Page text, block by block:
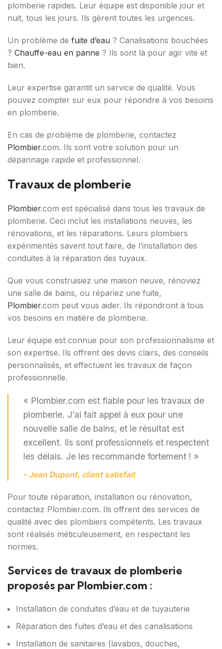
plomberie rapides. Leur équipe est disponible jour et
nuit, tous les jours. Ils gèrent toutes les urgences.
Un problème de fuite d’eau ? Canalisations bouchées
? Chauffe-eau en panne ? Ils sont là pour agir vite et
bien.
Leur expertise garantit un service de qualité. Vous
pouvez compter sur eux pour répondre à vos besoins
en plomberie.
En cas de problème de plomberie, contactez
Plombier.com. Ils sont votre solution pour un
dépannage rapide et professionnel.
Travaux de plomberie
Plombier.com est spécialisé dans tous les travaux de
plomberie. Ceci inclut les installations neuves, les
rénovations, et les réparations. Leurs plombiers
expérimentés savent tout faire, de l’installation des
conduites à la réparation des tuyaux.
Que vous construisiez une maison neuve, rénoviez
une salle de bains, ou répariez une fuite,
Plombier.com peut vous aider. Ils répondront à tous
vos besoins en matière de plomberie.
Leur équipe est connue pour son professionnalisme et
son expertise. Ils offrent des devis clairs, des conseils
personnalisés, et effectuent les travaux de façon
professionnelle.
« Plombier.com est fiable pour les travaux de
plomberie. J’ai fait appel à eux pour une
nouvelle salle de bains, et le résultat est
excellent. Ils sont professionnels et respectent
les délais. Je les recommande fortement ! »
– Jean Dupont, client satisfait
Pour toute réparation, installation ou rénovation,
contactez Plombier.com. Ils offrent des services de
qualité avec des plombiers compétents. Les travaux
sont réalisés méticuleusement, en respectant les
normes.
Services de travaux de plomberie
proposés par Plombier.com :
Installation de conduites d’eau et de tuyauterie
Réparation des fuites d’eau et des canalisations
Installation de sanitaires (lavabos, douches,